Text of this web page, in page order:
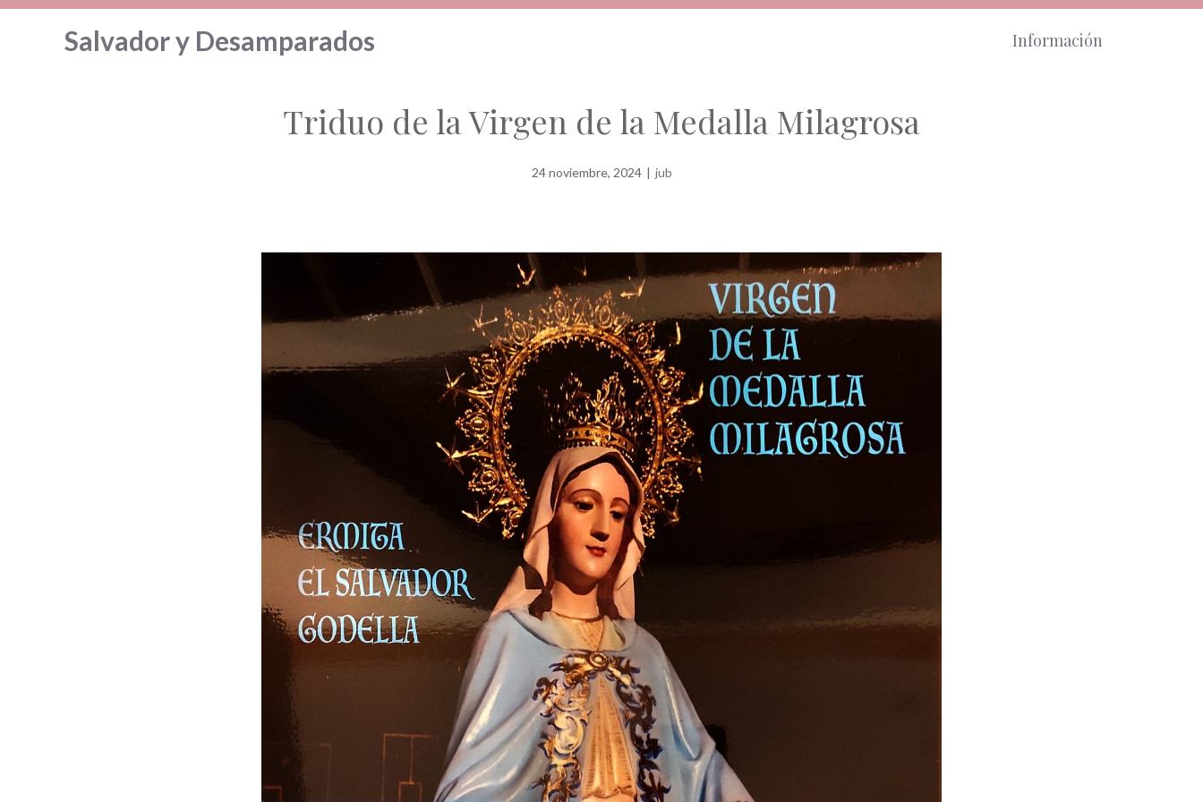
Saltar
Salvador y Desamparados Información
Triduo de la Virgen de la Medalla Milagrosa
24 noviembre, 2024 | jub